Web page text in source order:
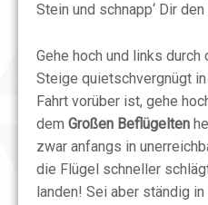
Stein und schnapp‘ Dir den
Gehe hoch und links
Steige quietschvergnügt
Fahrt vorüber ist, gehe
dem Großen Beflügelten
zwar anfangs in
die Flügel schneller
landen! Sei aber ständig